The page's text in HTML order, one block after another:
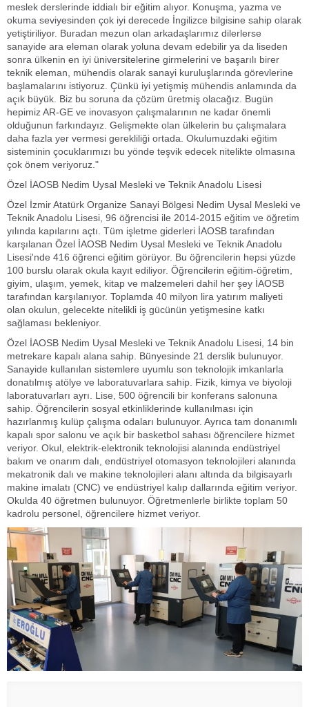
meslek derslerinde iddialı bir eğitim alıyor. Konuşma, yazma ve
okuma seviyesinden çok iyi derecede İngilizce bilgisine sahip olarak
yetiştiriliyor. Buradan mezun olan arkadaşlarımız dilerlerse
sanayide ara eleman olarak yoluna devam edebilir ya da liseden
sonra ülkenin en iyi üniversitelerine girmelerini ve başarılı birer
teknik eleman, mühendis olarak sanayi kuruluşlarında görevlerine
başlamalarını istiyoruz. Çünkü iyi yetişmiş mühendis anlamında da
açık büyük. Biz bu soruna da çözüm üretmiş olacağız. Bugün
hepimiz AR-GE ve inovasyon çalışmalarının ne kadar önemli
olduğunun farkındayız. Gelişmekte olan ülkelerin bu çalışmalara
daha fazla yer vermesi gerekliliği ortada. Okulumuzdaki eğitim
sisteminin çocuklarımızı bu yönde teşvik edecek nitelikte olmasına
çok önem veriyoruz."
Özel İAOSB Nedim Uysal Mesleki ve Teknik Anadolu Lisesi
Özel İzmir Atatürk Organize Sanayi Bölgesi Nedim Uysal Mesleki ve
Teknik Anadolu Lisesi, 96 öğrencisi ile 2014-2015 eğitim ve öğretim
yılında kapılarını açtı. Tüm işletme giderleri İAOSB tarafından
karşılanan Özel İAOSB Nedim Uysal Mesleki ve Teknik Anadolu
Lisesi'nde 416 öğrenci eğitim görüyor. Bu öğrencilerin hepsi yüzde
100 burslu olarak okula kayıt ediliyor. Öğrencilerin eğitim-öğretim,
giyim, ulaşım, yemek, kitap ve malzemeleri dahil her şey İAOSB
tarafından karşılanıyor. Toplamda 40 milyon lira yatırım maliyeti
olan okulun, gelecekte nitelikli iş gücünün yetişmesine katkı
sağlaması bekleniyor.
Özel İAOSB Nedim Uysal Mesleki ve Teknik Anadolu Lisesi, 14 bin
metrekare kapalı alana sahip. Bünyesinde 21 derslik bulunuyor.
Sanayide kullanılan sistemlere uyumlu son teknolojik imkanlarla
donatılmış atölye ve laboratuvarlara sahip. Fizik, kimya ve biyoloji
laboratuvarları ayrı. Lise, 500 öğrencili bir konferans salonuna
sahip. Öğrencilerin sosyal etkinliklerinde kullanılması için
hazırlanmış kulüp çalışma odaları bulunuyor. Ayrıca tam donanımlı
kapalı spor salonu ve açık bir basketbol sahası öğrencilere hizmet
veriyor. Okul, elektrik-elektronik teknolojisi alanında endüstriyel
bakım ve onarım dalı, endüstriyel otomasyon teknolojileri alanında
mekatronik dalı ve makine teknolojileri alanı altında da bilgisayarlı
makine imalatı (CNC) ve endüstriyel kalıp dallarında eğitim veriyor.
Okulda 40 öğretmen bulunuyor. Öğretmenlerle birlikte toplam 50
kadrolu personel, öğrencilere hizmet veriyor.